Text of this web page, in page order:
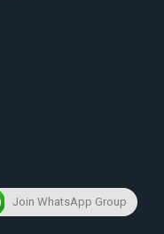
Join WhatsApp Group